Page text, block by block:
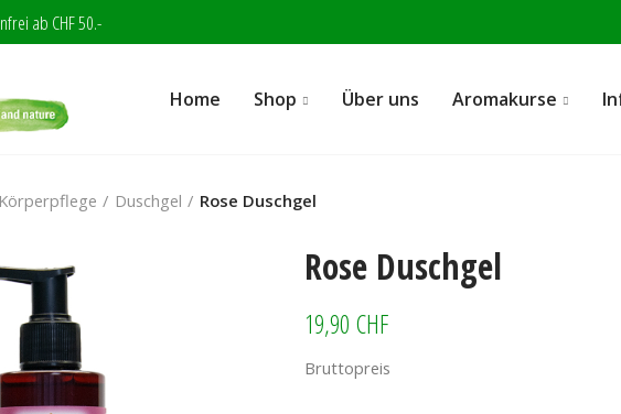
ab CHF 50.-
Home Shop Über uns Aromakurse
Körperpflege Duschgel Rose Duschgel
Rose Duschgel
19,90 CHF
Bruttopreis